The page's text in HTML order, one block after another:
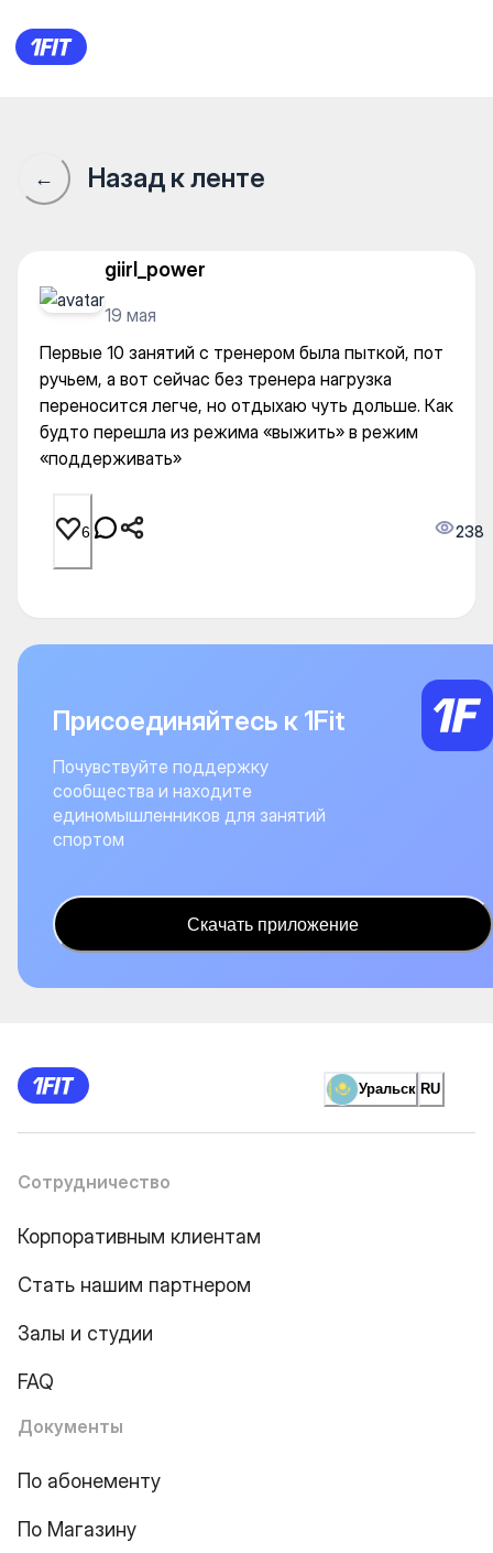
Первые 10 занятий с
← Назад к ленте
giirl_power
19 мая
Первые 10 занятий с тренером была пыткой, пот
ручьем, а вот сейчас без тренера нагрузка
переносится легче, но отдыхаю чуть дольше. Как
будто перешла из режима «выжить» в режим
«поддерживать»
6 238
Присоединяйтесь к 1Fit
Почувствуйте поддержку
сообщества и находите
единомышленников для занятий
спортом
Скачать приложение
Уральск RU
Сотрудничество
Корпоративным клиентам
Стать нашим партнером
Залы и студии
FAQ
Документы
По абонементу
По Магазину